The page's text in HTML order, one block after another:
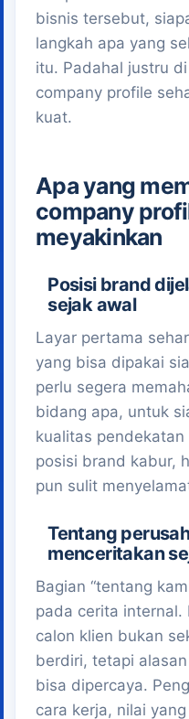
bisnis tersebut,
langkah apa yang
itu. Padahal justru
company profile
kuat.
Apa yang
company
meyakinkan
Posisi brand
sejak awal
Layar pertama
yang bisa dipakai
perlu segera
bidang apa, untuk
kualitas
posisi brand kabur,
pun sulit
Tentang
menceritakan
Bagian “tentang
pada cerita internal.
calon klien bukan
berdiri, tetapi
bisa dipercaya.
cara kerja, nilai